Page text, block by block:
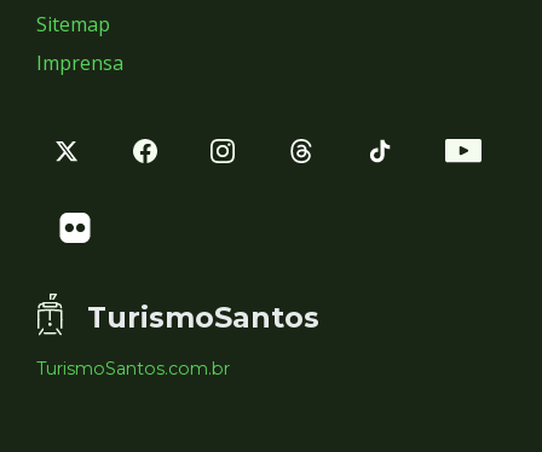
Sitemap
Imprensa
TurismoSantos
TurismoSantos.com.br